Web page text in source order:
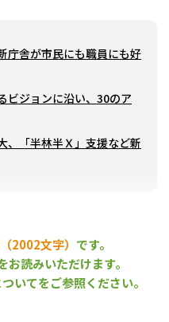
庁舎が市民にも職員にも好
ビジョンに沿い、30のア
、「半林半Ｘ」支援など新
2002文字） です。
読みいただけます。
いてをご参照ください。